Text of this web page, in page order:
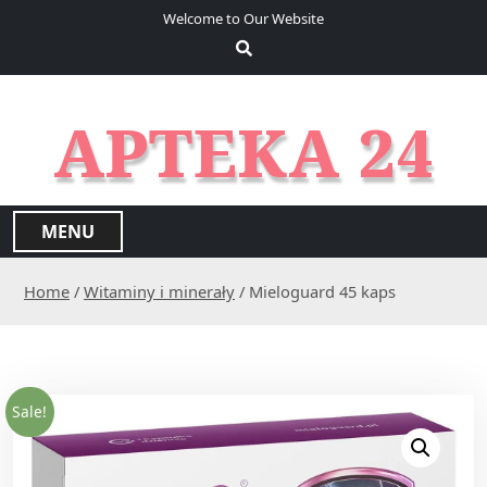
Welcome to Our Website
APTEKA 24
MENU
Home / Witaminy i minerały / Mieloguard 45 kaps
Sale!